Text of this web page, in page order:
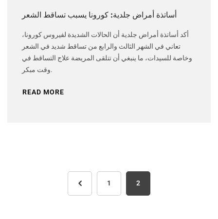
أساتذة أمراض جلدية: كورونا يسبب تساقط الشعر
أكد أساتذة أمراض جلدية أن الحالات الشديدة لفيروس كورونا،
تعاني في الشهر الثالث والرابع من تساقط شديد في الشعر
وخاصة للسيدات، ما ينبغي أن تتلقى المريضة علاج التساقط في
وقت مبكر.
READ MORE
1 2